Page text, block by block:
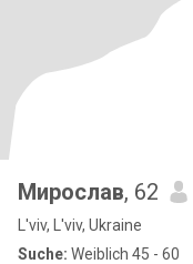
Мирослав, 62
L'viv, L'viv, Ukraine
Suche: Weiblich 45 - 60